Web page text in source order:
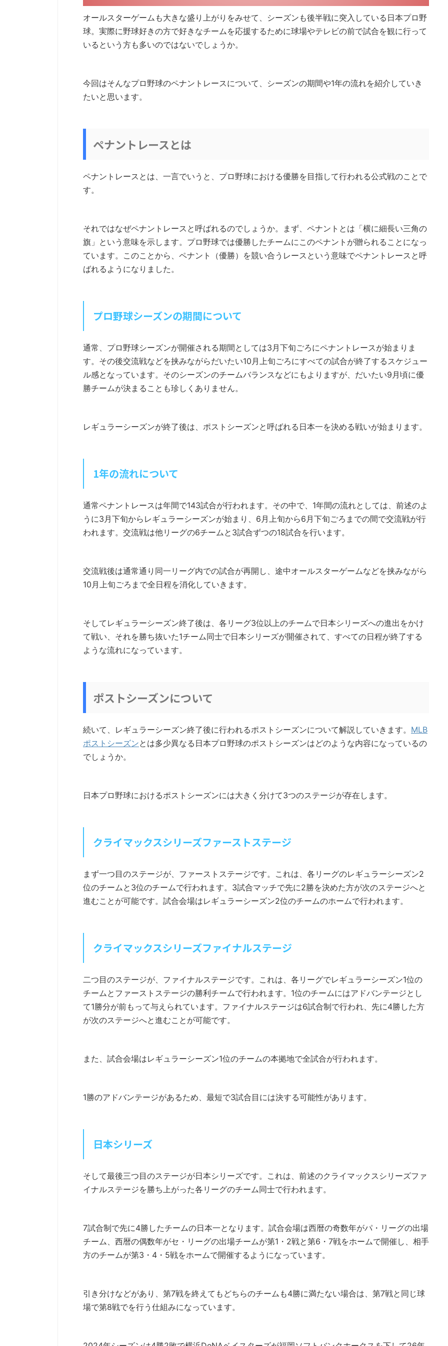
オールスターゲームも大きな盛り上がりをみせて、シーズンも後半戦に突入している日本プロ野
球。実際に野球好きの方で好きなチームを応援するために球場やテレビの前で試合を観に行って
いるという方も多いのではないでしょうか。
今回はそんなプロ野球のペナントレースについて、シーズンの期間や1年の流れを紹介していき
たいと思います。
ペナントレースとは
ペナントレースとは、一言でいうと、プロ野球における優勝を目指して行われる公式戦のことで
す。
それではなぜペナントレースと呼ばれるのでしょうか。まず、ペナントとは「横に細長い三角の
旗」という意味を示します。プロ野球では優勝したチームにこのペナントが贈られることになっ
ています。このことから、ペナント（優勝）を競い合うレースという意味でペナントレースと呼
ばれるようになりました。
プロ野球シーズンの期間について
通常、プロ野球シーズンが開催される期間としては3月下旬ごろにペナントレースが始まりま
す。その後交流戦などを挟みながらだいたい10月上旬ごろにすべての試合が終了するスケジュー
ル感となっています。そのシーズンのチームバランスなどにもよりますが、だいたい9月頃に優
勝チームが決まることも珍しくありません。
レギュラーシーズンが終了後は、ポストシーズンと呼ばれる日本一を決める戦いが始まります。
1年の流れについて
通常ペナントレースは年間で143試合が行われます。その中で、1年間の流れとしては、前述のよ
うに3月下旬からレギュラーシーズンが始まり、6月上旬から6月下旬ごろまでの間で交流戦が行
われます。交流戦は他リーグの6チームと3試合ずつの18試合を行います。
交流戦後は通常通り同一リーグ内での試合が再開し、途中オールスターゲームなどを挟みながら
10月上旬ごろまで全日程を消化していきます。
そしてレギュラーシーズン終了後は、各リーグ3位以上のチームで日本シリーズへの進出をかけ
て戦い、それを勝ち抜いた1チーム同士で日本シリーズが開催されて、すべての日程が終了する
ような流れになっています。
ポストシーズンについて
続いて、レギュラーシーズン終了後に行われるポストシーズンについて解説していきます。 MLB
ポストシーズンとは多少異なる日本プロ野球のポストシーズンはどのような内容になっているの
でしょうか。
日本プロ野球におけるポストシーズンには大きく分けて3つのステージが存在します。
クライマックスシリーズファーストステージ
まず一つ目のステージが、ファーストステージです。これは、各リーグのレギュラーシーズン2
位のチームと3位のチームで行われます。3試合マッチで先に2勝を決めた方が次のステージへと
進むことが可能です。試合会場はレギュラーシーズン2位のチームのホームで行われます。
クライマックスシリーズファイナルステージ
二つ目のステージが、ファイナルステージです。これは、各リーグでレギュラーシーズン1位の
チームとファーストステージの勝利チームで行われます。1位のチームにはアドバンテージとし
て1勝分が前もって与えられています。ファイナルステージは6試合制で行われ、先に4勝した方
が次のステージへと進むことが可能です。
また、試合会場はレギュラーシーズン1位のチームの本拠地で全試合が行われます。
1勝のアドバンテージがあるため、最短で3試合目には決する可能性があります。
日本シリーズ
そして最後三つ目のステージが日本シリーズです。これは、前述のクライマックスシリーズファ
イナルステージを勝ち上がった各リーグのチーム同士で行われます。
7試合制で先に4勝したチームの日本一となります。試合会場は西暦の奇数年がパ・リーグの出場
チーム、西暦の偶数年がセ・リーグの出場チームが第1・2戦と第6・7戦をホームで開催し、相手
方のチームが第3・4・5戦をホームで開催するようになっています。
引き分けなどがあり、第7戦を終えてもどちらのチームも4勝に満たない場合は、第7戦と同じ球
場で第8戦でを行う仕組みになっています。